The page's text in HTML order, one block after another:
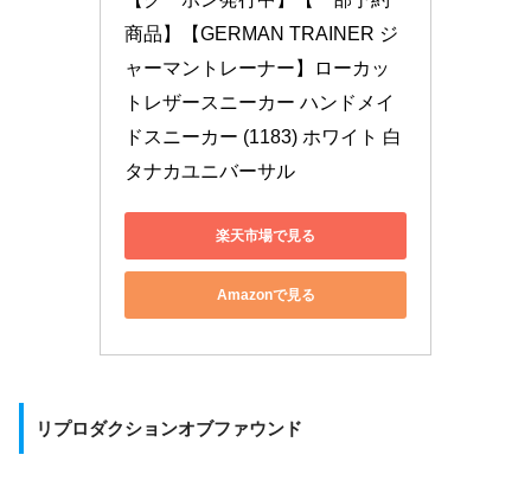
商品】【GERMAN TRAINER ジ
ャーマントレーナー】ローカッ
トレザースニーカー ハンドメイ
ドスニーカー (1183) ホワイト 白
タナカユニバーサル
楽天市場で見る
Amazonで見る
リプロダクションオブファウンド